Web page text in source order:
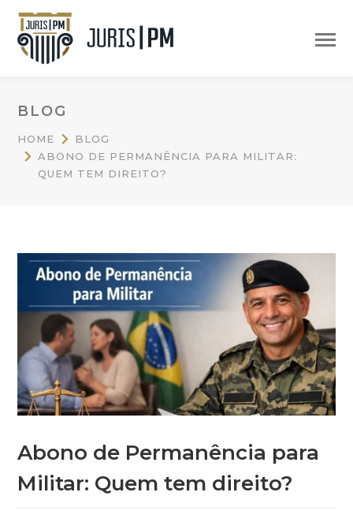
BLOG
HOME
BLOG
ABONO DE PERMANÊNCIA PARA MILITAR:
QUEM TEM DIREITO?
Abono de Permanência para
Militar: Quem tem direito?